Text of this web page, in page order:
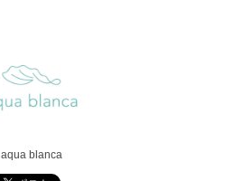
aqua blanca